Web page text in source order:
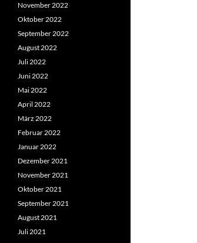
November 2022
Oktober 2022
September 2022
August 2022
Juli 2022
Juni 2022
Mai 2022
April 2022
März 2022
Februar 2022
Januar 2022
Dezember 2021
November 2021
Oktober 2021
September 2021
August 2021
Juli 2021